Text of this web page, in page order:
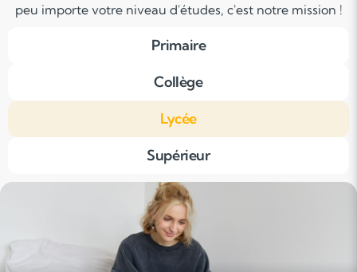
peu importe votre niveau d'études, c'est notre mission !
Primaire
Collège
Lycée
Supérieur